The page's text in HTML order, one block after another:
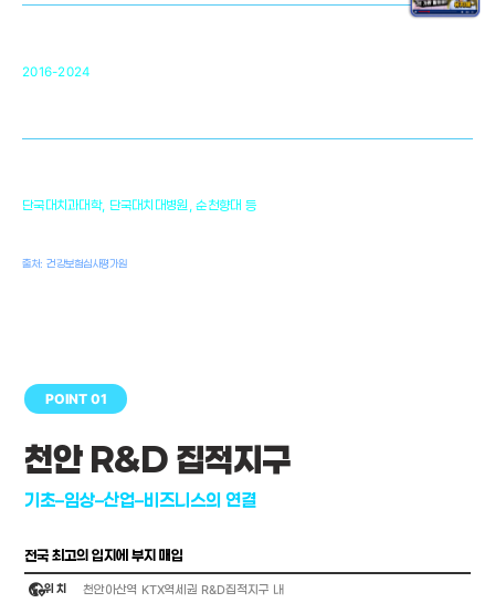
2016-2024
단국대치과대학, 단국대치대병원, 순천향대 등
출처: 건강보험심사평가원
POINT 01
천안 R&D 집적지구
기초–임상–산업–비즈니스의 연결
전국 최고의 입지에 부지 매입
globe_location_pin위 치 천안아산역 KTX역세권 R&D집적지구 내